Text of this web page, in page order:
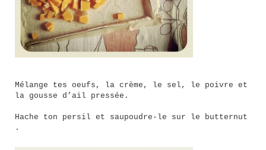
Mélange tes oeufs, la crème, le sel, le poivre et
la gousse d’ail pressée.
Hache ton persil et saupoudre-le sur le butternut
.